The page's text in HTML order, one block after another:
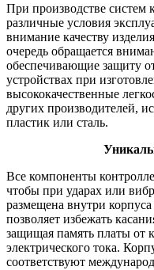
При производстве систем
различные условия
внимание качеству
очередь обращается
обеспечивающие защиту
устройствах при
высококачественные
других производителей,
пластик или сталь.
Все компоненты
чтобы при ударах или
размещена внутри
позволяет избежать
защищая память платы от
электрического тока.
соответствуют